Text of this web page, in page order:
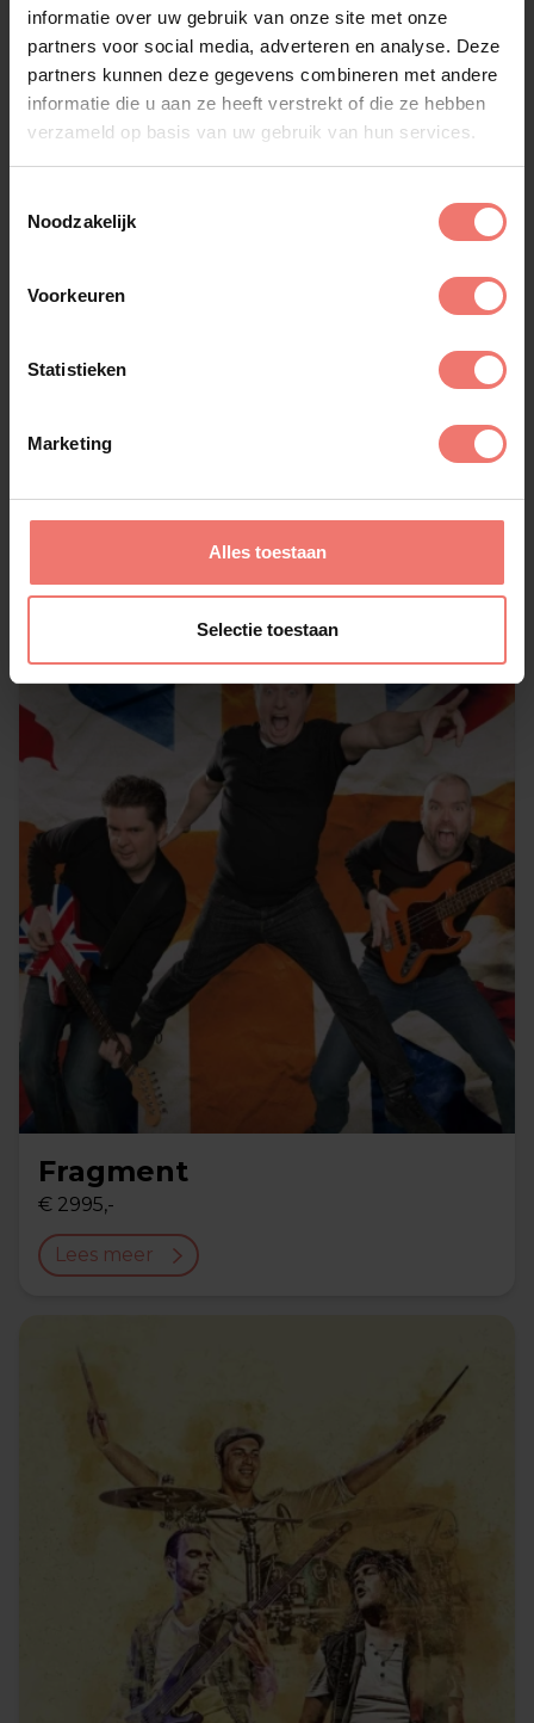
informatie over uw gebruik van onze site met onze
partners voor social media, adverteren en analyse. Deze
partners kunnen deze gegevens combineren met andere
informatie die u aan ze heeft verstrekt of die ze hebben
verzameld op basis van uw gebruik van hun services.
Noodzakelijk
Voorkeuren
Statistieken
Marketing
Alles toestaan
Selectie toestaan
Seven Days Music
€ 3395,-
Fragment
€ 2995,-
Lees meer